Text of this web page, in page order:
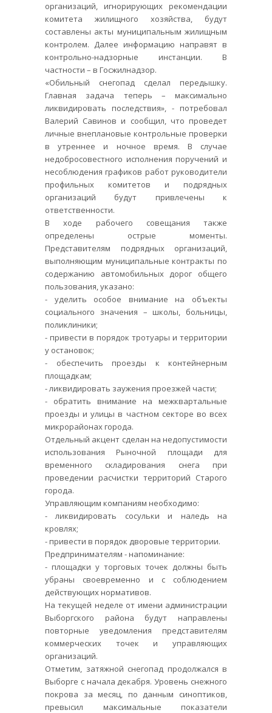
организаций, игнорирующих рекомендации
комитета жилищного хозяйства, будут
составлены акты муниципальным жилищным
контролем. Далее информацию направят в
контрольно-надзорные инстанции. В
частности – в Госжилнадзор.
«Обильный снегопад сделал передышку.
Главная задача теперь – максимально
ликвидировать последствия», - потребовал
Валерий Савинов и сообщил, что проведет
личные внеплановые контрольные проверки
в утреннее и ночное время. В случае
недобросовестного исполнения поручений и
несоблюдения графиков работ руководители
профильных комитетов и подрядных
организаций будут привлечены к
ответственности.
В ходе рабочего совещания также
определены острые моменты.
Представителям подрядных организаций,
выполняющим муниципальные контракты по
содержанию автомобильных дорог общего
пользования, указано:
- уделить особое внимание на объекты
социального значения – школы, больницы,
поликлиники;
- привести в порядок тротуары и территории
у остановок;
- обеспечить проезды к контейнерным
площадкам;
- ликвидировать заужения проезжей части;
- обратить внимание на межквартальные
проезды и улицы в частном секторе во всех
микрорайонах города.
Отдельный акцент сделан на недопустимости
использования Рыночной площади для
временного складирования снега при
проведении расчистки территорий Старого
города.
Управляющим компаниям необходимо:
- ликвидировать сосульки и наледь на
кровлях;
- привести в порядок дворовые территории.
Предпринимателям - напоминание:
- площадки у торговых точек должны быть
убраны своевременно и с соблюдением
действующих нормативов.
На текущей неделе от имени администрации
Выборгского района будут направлены
повторные уведомления представителям
коммерческих точек и управляющих
организаций.
Отметим, затяжной снегопад продолжался в
Выборге с начала декабря. Уровень снежного
покрова за месяц, по данным синоптиков,
превысил максимальные показатели